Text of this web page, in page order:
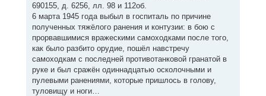
690155, д. 6256, лл. 98 и 112об.
6 марта 1945 года выбыл в госпиталь по причине
полученных тяжёлого ранения и контузии: в бою с
прорвавшимися вражескими самоходками после того,
как было разбито орудие, пошёл навстречу
самоходкам с последней противотанковой гранатой в
руке и был сражён одиннадцатью осколочными и
пулевыми ранениями, которые пришлось в голову,
туловищу и ноги…